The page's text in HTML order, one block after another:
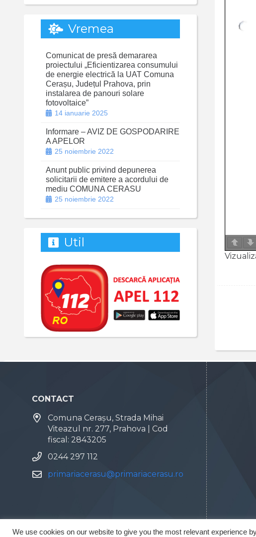
Vremea
Comunicat de presă demararea
proiectului „Eficientizarea consumului
de energie electrică la UAT Comuna
Cerașu, Județul Prahova, prin
instalarea de panouri solare
fotovoltaice”
14 ianuarie 2025
Informare – AVIZ DE GOSPODARIRE
A APELOR
25 noiembrie 2022
Anunt public privind depunerea
solicitarii de emitere a acordului de
mediu COMUNA CERASU
25 noiembrie 2022
Util
CONTACT
Comuna Cerașu, Strada Mihai
Viteazul nr. 277, Prahova | Cod
fiscal: 2843205
0244 297 112
primariacerasu@primariacerasu.ro
We use cookies on our website to give you the most relevant experience